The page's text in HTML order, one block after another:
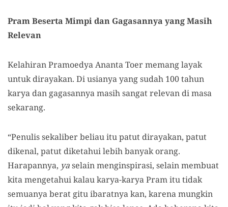
Pram Beserta Mimpi dan Gagasannya yang Masih
Relevan
Kelahiran Pramoedya Ananta Toer memang layak
untuk dirayakan. Di usianya yang sudah 100 tahun
karya dan gagasannya masih sangat relevan di masa
sekarang.
“Penulis sekaliber beliau itu patut dirayakan, patut
dikenal, patut diketahui lebih banyak orang.
Harapannya, yaselain menginspirasi, selain membuat
kita mengetahui kalau karya-karya Pram itu tidak
semuanya berat gitu ibaratnya kan, karena mungkin